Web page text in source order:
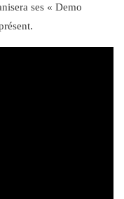
ses « Demo